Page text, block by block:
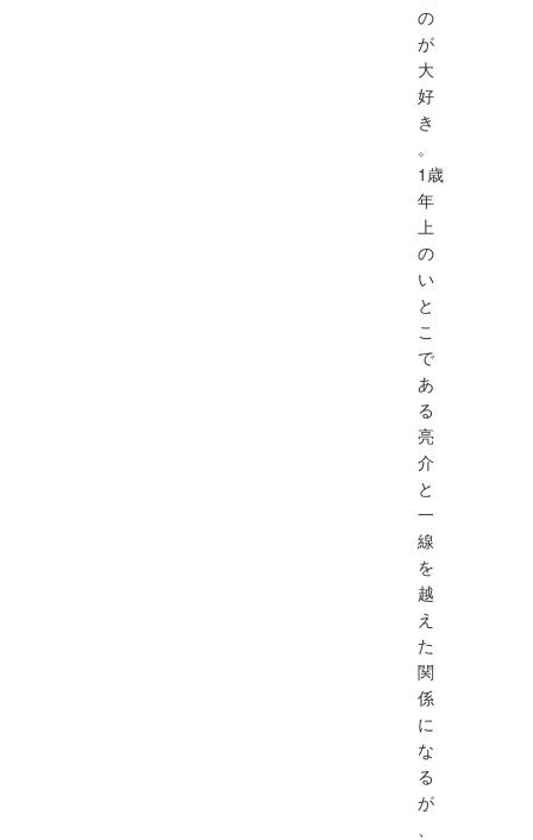
の
が
大
好
き
。
1歳
年
上
の
い
と
こ
で
あ
る
亮
介
と
一
線
を
越
え
た
関
係
に
な
る
が